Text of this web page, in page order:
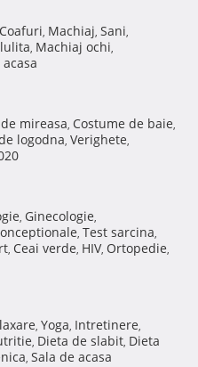
Coafuri, Machiaj, Sani,
, Machiaj ochi,
mireasa, Costume de baie,
logodna, Verighete,
, Ginecologie,
, Test sarcina,
, Ceai verde, HIV, Ortopedie,
, Yoga, Intretinere,
, Dieta de slabit, Dieta
, Sala de acasa